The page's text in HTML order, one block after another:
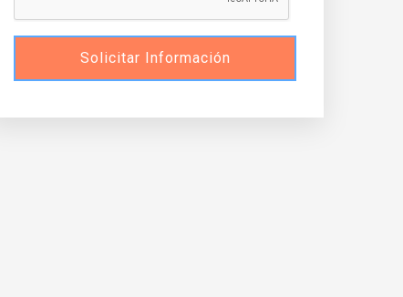
Solicitar Información